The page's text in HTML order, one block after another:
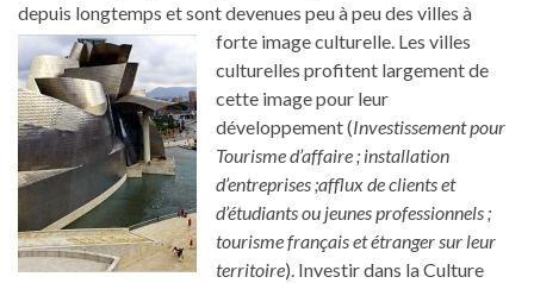
depuis longtemps et sont devenues peu à peu des villes à
forte image culturelle. Les villes
culturelles profitent largement de
cette image pour leur
développement (Investissement pour
Tourisme d’affaire ; installation
d’entreprises ;afflux de clients et
d’étudiants ou jeunes professionnels ;
tourisme français et étranger sur leur
territoire). Investir dans la Culture